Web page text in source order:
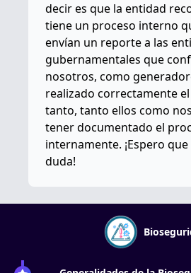
decir es que la entidad
tiene un proceso interno
envían un reporte a las
gubernamentales que
nosotros, como
realizado correctamente
tanto, tanto ellos como
tener documentado el
internamente. ¡Espero
duda!